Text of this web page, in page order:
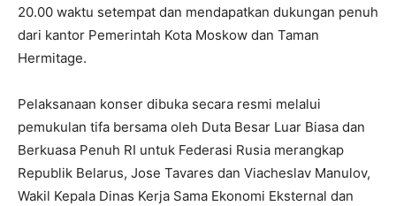
20.00 waktu setempat dan mendapatkan dukungan penuh
dari kantor Pemerintah Kota Moskow dan Taman
Hermitage.
Pelaksanaan konser dibuka secara resmi melalui
pemukulan tifa bersama oleh Duta Besar Luar Biasa dan
Berkuasa Penuh RI untuk Federasi Rusia merangkap
Republik Belarus, Jose Tavares dan Viacheslav Manulov,
Wakil Kepala Dinas Kerja Sama Ekonomi Eksternal dan